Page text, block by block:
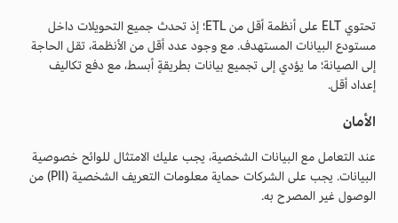
تحتوي ELT على أنظمة أقل من ETL؛ إذ تحدث جميع التحويلات داخل
مستودع البيانات المستهدف. مع وجود عدد أقل من الأنظمة، تقل الحاجة
إلى الصيانة؛ ما يؤدي إلى تجميع بيانات بطريقةٍ أبسط، مع دفع تكاليف
إعداد أقل.
الأمان
عند التعامل مع البيانات الشخصية، يجب عليك الامتثال للوائح خصوصية
البيانات. يجب على الشركات حماية معلومات التعريف الشخصية (PII) من
الوصول غير المصرح به.